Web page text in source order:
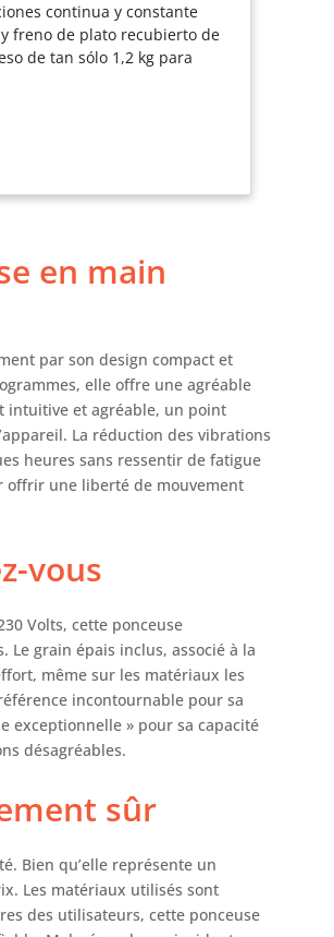
continua y constante
freno de plato recubierto de
de tan sólo 1,2 kg para
Calidad de
en main
par son design compact et
elle offre une agréable
intuitive et agréable, un point
La réduction des vibrations
heures sans ressentir de fatigue
offrir une liberté de mouvement
vous
Volts, cette ponceuse
grain épais inclus, associé à la
même sur les matériaux les
incontournable pour sa
exceptionnelle » pour sa capacité
désagréables.
sûr
Bien qu’elle représente un
Les matériaux utilisés sont
des utilisateurs, cette ponceuse